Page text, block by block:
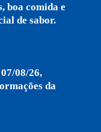
boa comida e
de sabor.
08/26,
da